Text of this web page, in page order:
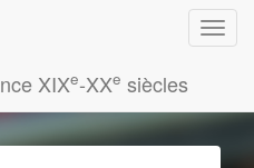
XIXe-XXe siècles